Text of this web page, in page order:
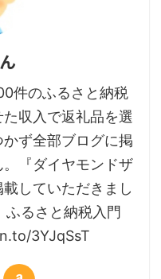
件のふるさと納税
収入で返礼品を選
ず全部ブログに掲
『ダイヤモンドザ
していただきまし
るさと納税入門
3YJqSsT